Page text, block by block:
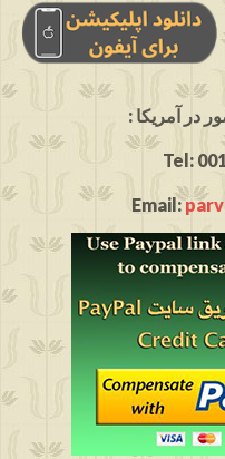
در آمریکا
Tel:
Email: